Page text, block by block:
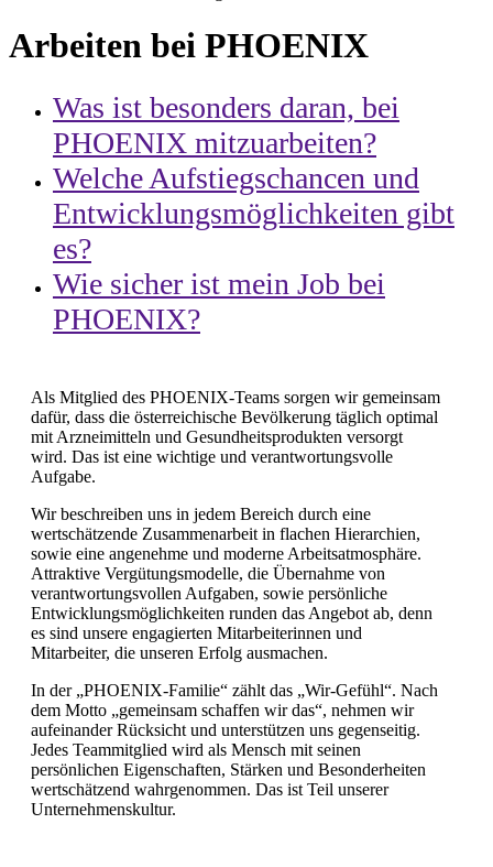
Arbeiten bei PHOENIX
Was ist besonders daran, bei
PHOENIX mitzuarbeiten?
Welche Aufstiegschancen und
Entwicklungsmöglichkeiten gibt
es?
Wie sicher ist mein Job bei
PHOENIX?
Als Mitglied des PHOENIX-Teams sorgen wir gemeinsam
dafür, dass die österreichische Bevölkerung täglich optimal
mit Arzneimitteln und Gesundheitsprodukten versorgt
wird. Das ist eine wichtige und verantwortungsvolle
Aufgabe.
Wir beschreiben uns in jedem Bereich durch eine
wertschätzende Zusammenarbeit in flachen Hierarchien,
sowie eine angenehme und moderne Arbeitsatmosphäre.
Attraktive Vergütungsmodelle, die Übernahme von
verantwortungsvollen Aufgaben, sowie persönliche
Entwicklungsmöglichkeiten runden das Angebot ab, denn
es sind unsere engagierten Mitarbeiterinnen und
Mitarbeiter, die unseren Erfolg ausmachen.
In der „PHOENIX-Familie“ zählt das „Wir-Gefühl“. Nach
dem Motto „gemeinsam schaffen wir das“, nehmen wir
aufeinander Rücksicht und unterstützen uns gegenseitig.
Jedes Teammitglied wird als Mensch mit seinen
persönlichen Eigenschaften, Stärken und Besonderheiten
wertschätzend wahrgenommen. Das ist Teil unserer
Unternehmenskultur.